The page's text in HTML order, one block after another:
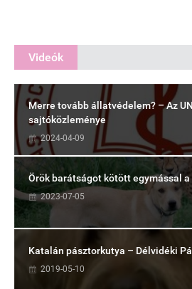
Videók
Merre tovább állatvédelem? – Az
sajtóközleménye
2024-04-09
Örök barátságot kötött egymással a
2023-07-05
Katalán pásztorkutya – Délvidéki
2019-05-10